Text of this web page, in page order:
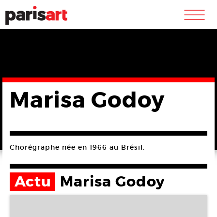
m
Marisa Godoy
Chorégraphe née en 1966 au Brésil.
Actu Marisa Godoy